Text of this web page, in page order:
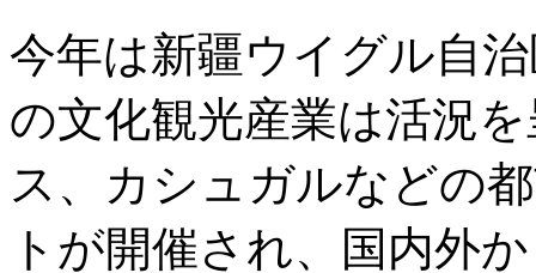
今年は新疆ウイグル自
の文化観光産業は活況
ス、カシュガルなどの
トが開催され、国内外